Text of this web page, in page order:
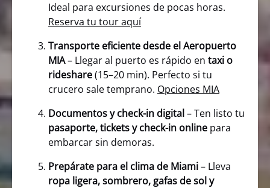
Ideal para excursiones de pocas horas.
Reserva tu tour aquí
Transporte eficiente desde el Aeropuerto
MIA– Llegar al puerto es rápido en taxi o
rideshare(15–20 min). Perfecto si tu
crucero sale temprano. Opciones MIA
Documentos y check-in digital– Ten listo tu
pasaporte, tickets y check-in online para
embarcar sin demoras.
Prepárate para el clima de Miami– Lleva
ropa ligera, sombrero, gafas de sol y